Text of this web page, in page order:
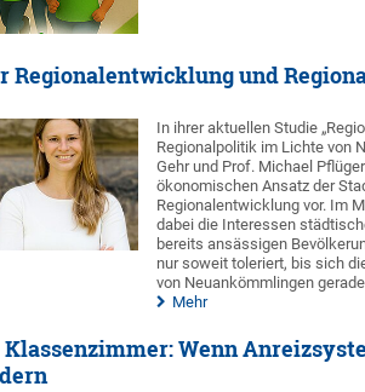
Regionalentwicklung und
In ihrer aktuellen Studie
Regionalpolitik im Lichte von
Gehr und Prof. Michael
ökonomischen Ansatz der
Regionalentwicklung vor. Im
dabei die Interessen
bereits ansässigen
nur soweit toleriert, bis sich
von Neuankömmlingen
Mehr
Wenn